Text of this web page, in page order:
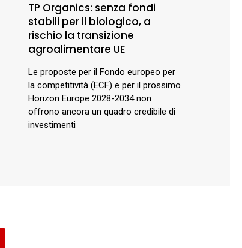
TP Organics: senza fondi
stabili per il biologico, a
rischio la transizione
agroalimentare UE
Le proposte per il Fondo europeo per
la competitività (ECF) e per il prossimo
Horizon Europe 2028-2034 non
offrono ancora un quadro credibile di
investimenti